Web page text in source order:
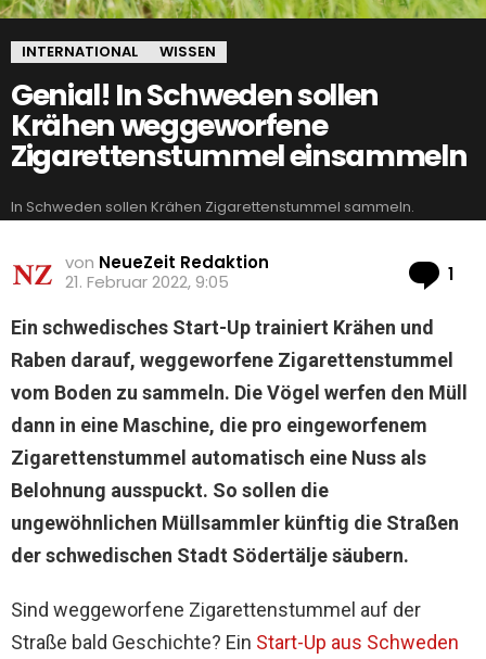
INTERNATIONAL WISSEN
Genial! In Schweden sollen
Krähen weggeworfene
Zigarettenstummel einsammeln
In Schweden sollen Krähen Zigarettenstummel sammeln.
von NeueZeit Redaktion
21. Februar 2022, 9:05
1
Ein schwedisches Start-Up trainiert Krähen und
Raben darauf, weggeworfene Zigarettenstummel
vom Boden zu sammeln. Die Vögel werfen den Müll
dann in eine Maschine, die pro eingeworfenem
Zigarettenstummel automatisch eine Nuss als
Belohnung ausspuckt. So sollen die
ungewöhnlichen Müllsammler künftig die Straßen
der schwedischen Stadt Södertälje säubern.
Sind weggeworfene Zigarettenstummel auf der
Straße bald Geschichte? Ein Start-Up aus Schweden